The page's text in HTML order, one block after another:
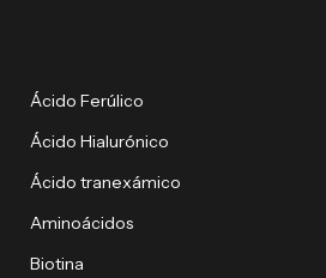
Ácido Ferúlico
Ácido Hialurónico
Ácido tranexámico
Aminoácidos
Biotina